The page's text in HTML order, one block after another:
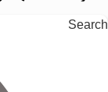
Search